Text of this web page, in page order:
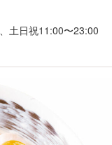
土日祝11:00〜23:00